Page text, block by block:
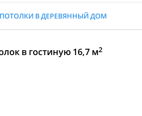
В ДЕРЕВЯННЫЙ ДОМ
в гостиную 16,7 м2